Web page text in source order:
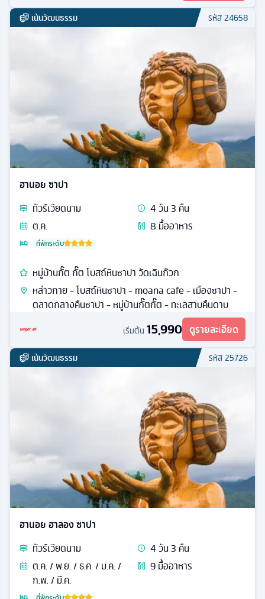
เน้นวัฒนธรรม รหัส24658
ฮานอย ซาปา
ทัวร์เวียดนาม 4วัน3 คืน
ต.ค.
8 มื้ออาหาร
ที่พักระดับ
หมู่บ้านกั๊ต กั๊ต โบสถ์หินซาปา วัดเฉินก๊วก
หล่าวกาย - โบสถ์หินซาปา - moana cafe - เมืองซาปา -
ตลาดกลางคืนซาปา - หมู่บ้านกั๊ตกั๊ต - ทะเลสาบคืนดาบ
เริ่มต้น 15,990 ดูรายละเอียด
เน้นวัฒนธรรม รหัส25726
ฮานอย ฮาลอง ซาปา
ทัวร์เวียดนาม 4วัน3 คืน
ต.ค. / พ.ย. / ธ.ค. / ม.ค. /
ก.พ. / มี.ค.
9มื้ออาหาร